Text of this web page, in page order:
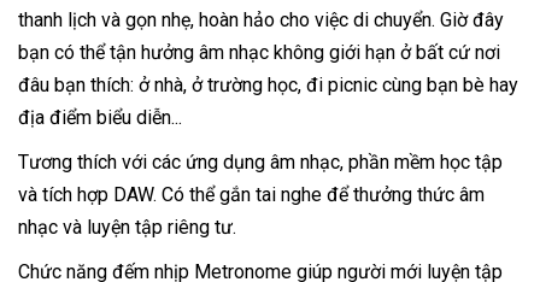
thanh lịch và gọn nhẹ, hoàn hảo cho việc di chuyển. Giờ đây
bạn có thể tận hưởng âm nhạc không giới hạn ở bất cứ nơi
đâu bạn thích: ở nhà, ở trường học, đi picnic cùng bạn bè hay
địa điểm biểu diễn...
Tương thích với các ứng dụng âm nhạc, phần mềm học tập
và tích hợp DAW. Có thể gắn tai nghe để thưởng thức âm
nhạc và luyện tập riêng tư.
Chức năng đếm nhịp Metronome giúp người mới luyện tập